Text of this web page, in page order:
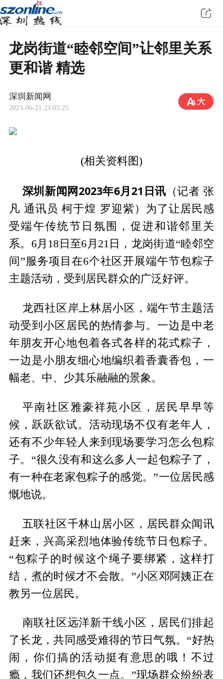
龙岗街道“睦邻空间”让邻里关系
更和谐 精选
深圳新闻网
2023-06-21 23:05:25
(相关资料图)
深圳新闻网2023年6月21日讯 （记者 张
凡 通讯员 柯于煌 罗迎紫）为了让居民感
受端午传统节日氛围，促进和谐邻里关
系。6月18日至6月21日，龙岗街道“睦邻空
间”服务项目在6个社区开展端午节包粽子
主题活动，受到居民群众的广泛好评。
龙西社区岸上林居小区，端午节主题活
动受到小区居民的热情参与。一边是中老
年朋友开心地包着各式各样的花式粽子，
一边是小朋友细心地编织着香囊香包，一
幅老、中、少其乐融融的景象。
平南社区雅豪祥苑小区，居民早早等
候，跃跃欲试。活动现场不仅有老年人，
还有不少年轻人来到现场要学习怎么包粽
子。“很久没有和这么多人一起包粽子了，
有一种在老家包粽子的感觉。”一位居民感
慨地说。
五联社区千林山居小区，居民群众闻讯
赶来，兴高采烈地体验传统节日包粽子。
“包粽子的时候这个绳子要绑紧，这样打
结，煮的时候才不会散。”小区邓阿姨正在
教另一位居民。
南联社区远洋新干线小区，居民们排起
了长龙，共同感受难得的节日气氛。“好热
闹，你们搞的活动挺有意思的哦！不过
瘾，我们还想包久一点。”现场群众纷纷表